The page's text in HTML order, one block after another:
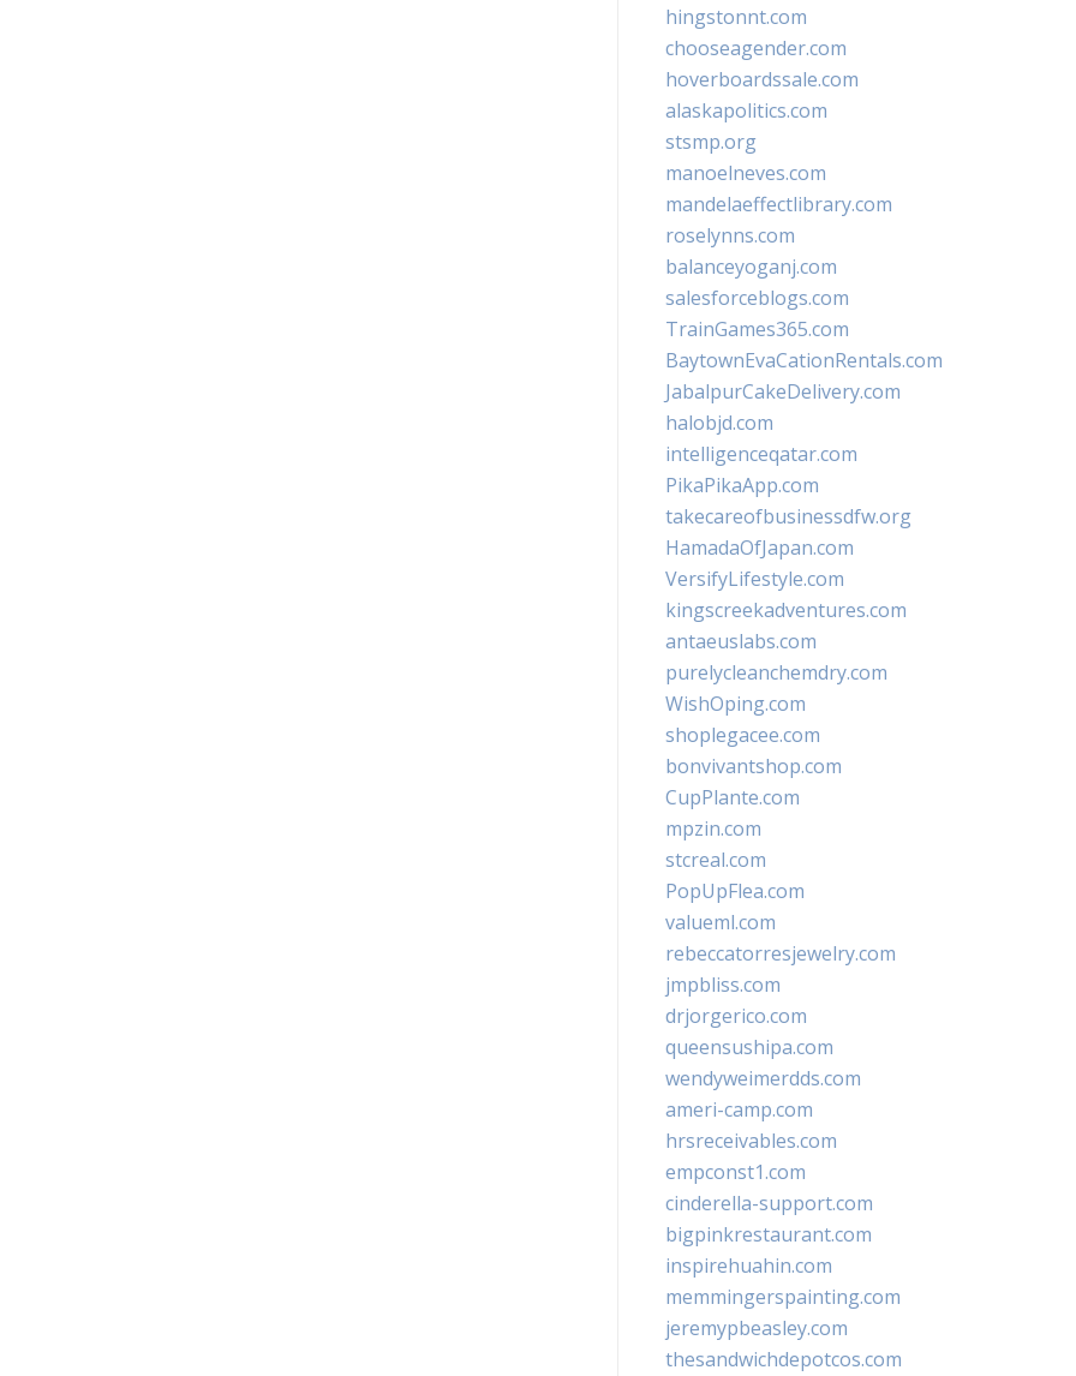
hingstonnt.com
chooseagender.com
hoverboardssale.com
alaskapolitics.com
stsmp.org
manoelneves.com
mandelaeffectlibrary.com
roselynns.com
balanceyoganj.com
salesforceblogs.com
TrainGames365.com
BaytownEvaCationRentals.com
JabalpurCakeDelivery.com
halobjd.com
intelligenceqatar.com
PikaPikaApp.com
takecareofbusinessdfw.org
HamadaOfJapan.com
VersifyLifestyle.com
kingscreekadventures.com
antaeuslabs.com
purelycleanchemdry.com
WishOping.com
shoplegacee.com
bonvivantshop.com
CupPlante.com
mpzin.com
stcreal.com
PopUpFlea.com
valueml.com
rebeccatorresjewelry.com
jmpbliss.com
drjorgerico.com
queensushipa.com
wendyweimerdds.com
ameri-camp.com
hrsreceivables.com
empconst1.com
cinderella-support.com
bigpinkrestaurant.com
inspirehuahin.com
memmingerspainting.com
jeremypbeasley.com
thesandwichdepotcos.com